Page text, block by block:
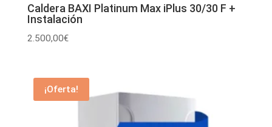
Caldera BAXI Platinum Max iPlus 30/30 F +
Instalación
2.500,00€
¡Oferta!